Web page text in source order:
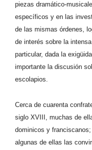
piezas dramático-
específicos y en las
de las mismas órdenes,
de interés sobre la
particular, dada la
importante la discusión
escolapios.
Cerca de cuarenta
siglo XVIII, muchas de
dominicos y
algunas de ellas las